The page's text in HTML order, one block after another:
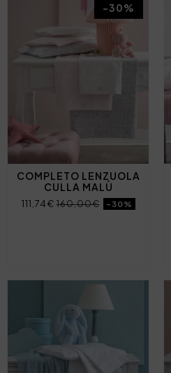
COMPLETO LENZUOLA
CULLA MALÙ
111,74€160,00€ -30%
-30%